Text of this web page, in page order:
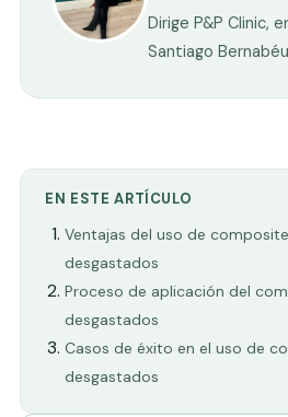
Dirige P&P Clinic,
Santiago
EN ESTE ARTÍCULO
Ventajas del uso de
desgastados
Proceso de aplicación del
desgastados
Casos de éxito en el uso de
desgastados